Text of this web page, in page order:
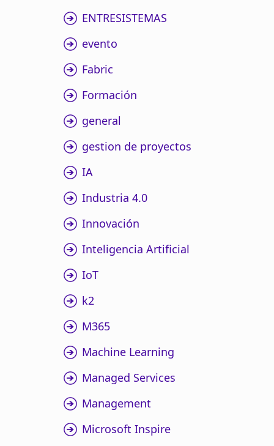
ENTRESISTEMAS
evento
Fabric
Formación
general
gestion de proyectos
IA
Industria 4.0
Innovación
Inteligencia Artificial
IoT
k2
M365
Machine Learning
Managed Services
Management
Microsoft Inspire